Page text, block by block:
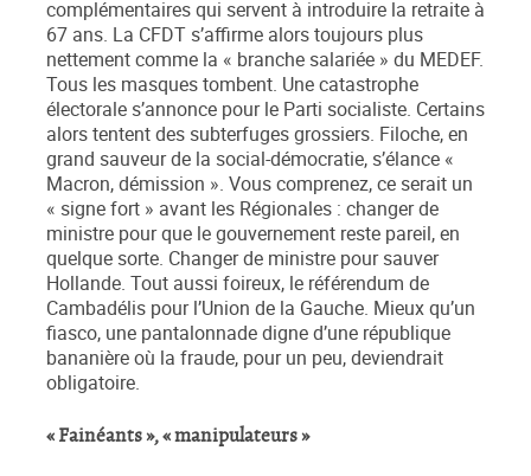
complémentaires qui servent à introduire la retraite à
67 ans. La CFDT s’affirme alors toujours plus
nettement comme la « branche salariée » du MEDEF.
Tous les masques tombent. Une catastrophe
électorale s’annonce pour le Parti socialiste. Certains
alors tentent des subterfuges grossiers. Filoche, en
grand sauveur de la social-démocratie, s’élance «
Macron, démission ». Vous comprenez, ce serait un
« signe fort » avant les Régionales : changer de
ministre pour que le gouvernement reste pareil, en
quelque sorte. Changer de ministre pour sauver
Hollande. Tout aussi foireux, le référendum de
Cambadélis pour l’Union de la Gauche. Mieux qu’un
fiasco, une pantalonnade digne d’une république
bananière où la fraude, pour un peu, deviendrait
obligatoire.
« Fainéants », « manipulateurs »